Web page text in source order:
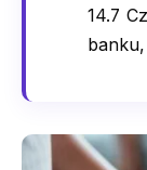
14.7